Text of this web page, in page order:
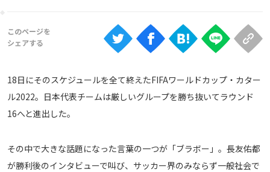
大会について
About
Android
18日にそのスケジュールを全て終えたFIFAワールドカップ・カター
ル2022。日本代表チームは厳しいグループを勝ち抜いてラウンド
16へと進出した。
その中で大きな話題になった言葉の一つが「ブラボー」。長友佑都
が勝利後のインタビューで叫び、サッカー界のみならず一般社会で